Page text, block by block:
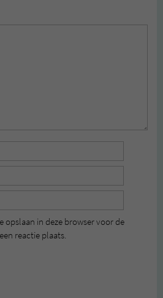
opslaan in deze browser voor de
reactie plaats.